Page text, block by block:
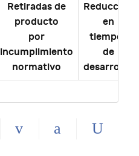
Retiradas de
producto
por
incumplimiento
normativo
Reducción
en
tiempos
de
desarrollo